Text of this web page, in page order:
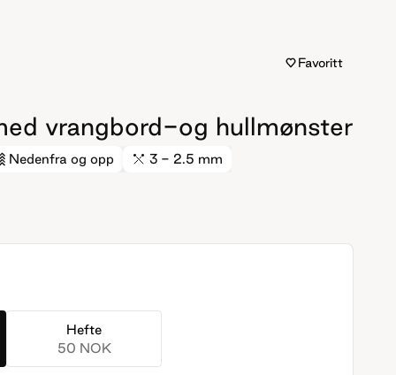
Favoritt
vrangbord-og hullmønster
Nedenfra og opp 3 - 2.5 mm
Hefte
50 NOK